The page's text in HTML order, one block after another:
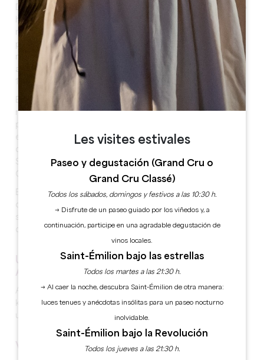
Dordogne, la pesca es una tradición que ha continuado
hasta hoy. En el siglo XV, existe una pesquería en el
municipio. Hoy en día todavía se puede comprar
pescado durante la temporada. La lamprea es el pez el
más pescado, símbolo de la ciudad que era
autoproclamada Capital Mundial de la lamprea desde
1990.
El escudo de armas de Sainte-Terre muestra las uvas
representando la vid, la lamprea recordando que el
pueblo es la capital de la lamprea, el encendedor evoca
el comercio fluvial del siglo XIX en el río Dordoña, y la
cáscara de Saint-Jacques representa la situación de
Sainte-Terre en el camino de Saint-Jacques de
Compostela.
El patrimonio arquitectónico de Sainte-Terre se
caracteriza hoy por hermosas casas, construidas en el
del Dordoña.
UN PATRIMONIO NATURAL RICO EN
Al sur de Sainte-Terre la Dordoña fluye, a unos 3
kilómetros de distancia. La aldea también es cruzado, a
unos 600 metros por el arroyo de Langrane.
Les visites estivales
Paseo y degustación (Grand Cru o
Grand Cru Classé)
Todos los sábados, domingos y festivos a las 10:30 h.
→ Disfrute de un paseo guiado por los viñedos y, a
continuación, participe en una agradable degustación de
vinos locales.
Saint-Émilion bajo las estrellas
Todos los martes a las 21:30 h.
→ Al caer la noche, descubra Saint-Émilion de otra manera:
luces tenues y anécdotas insólitas para un paseo nocturno
inolvidable.
Saint-Émilion bajo la Revolución
Todos los jueves a las 21:30 h.